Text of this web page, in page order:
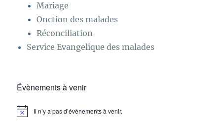
Mariage
Onction des malades
Réconciliation
Service Evangelique des malades
Évènements à venir
N
Il n’y a pas d’évènements à venir.